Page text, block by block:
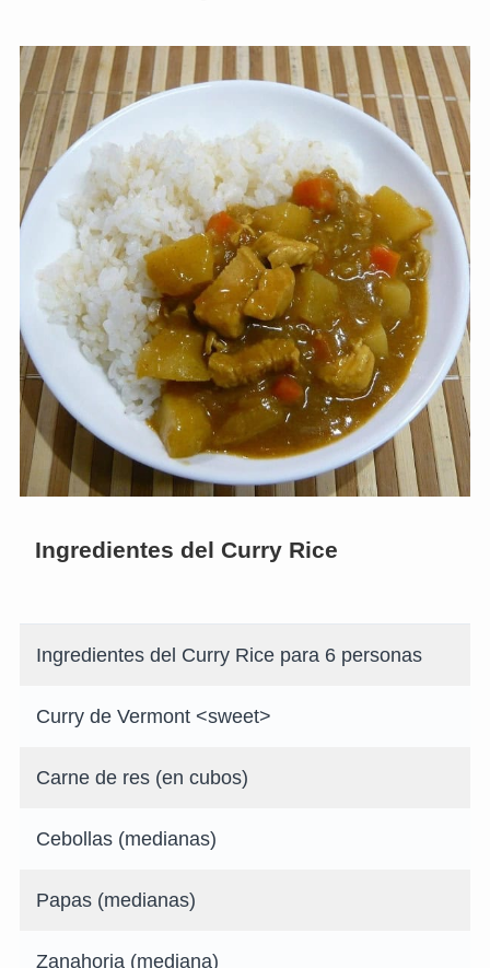
Ingredientes del Curry Rice
Ingredientes del Curry Rice para 6 personas
Curry de Vermont <sweet>
Carne de res (en cubos)
Cebollas (medianas)
Papas (medianas)
Zanahoria (mediana)